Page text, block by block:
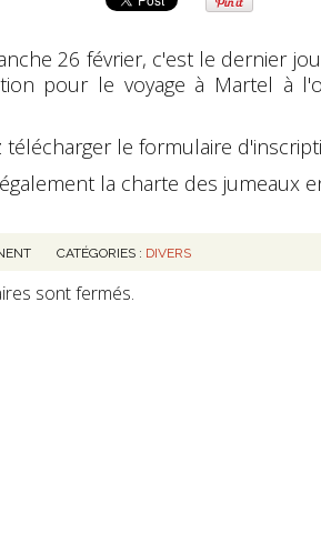
26 février, c'est le dernier
pour le voyage à Martel à
télécharger le formulaire
la charte des jumeaux
CATÉGORIES : DIVERS
sont fermés.